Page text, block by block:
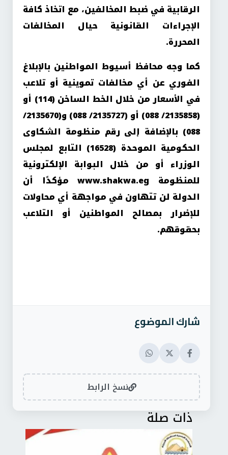
الرقابية في ضبط المخالفين، مع اتخاذ كافة
الإجراءات القانونية حيال المخالفات
المحررة.
كما وجه محافظ أسيوط المواطنين بالإبلاغ
الفوري عن أي مخالفات تموينية أو تلاعب
في الأسعار من خلال الخط الساخن (114) أو
(2135858/ 088) أو (2135727/ 088) و(2135670/
088) بالإضافة إلى رقم منظومة الشكاوى
الحكومية الموحدة (16528) التابع لمجلس
الوزراء أو من خلال البوابة الإلكترونية
للمنظومة www.shakwa.eg مؤكدًا أن
الدولة لن تتهاون في مواجهة أي محاولات
للإضرار بمصالح المواطنين أو التلاعب
بحقوقهم.
شارك الموضوع
نسخ الرابط
ذات صلة